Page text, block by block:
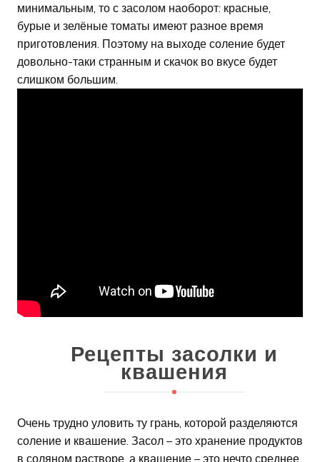
минимальным, то с засолом наоборот: красные,
бурые и зелёные томаты имеют разное время
приготовления. Поэтому на выходе соление будет
довольно-таки странным и скачок во вкусе будет
слишком большим.
Рецепты засолки и
квашения
Очень трудно уловить ту грань, которой разделяются
соление и квашение. Засол – это хранение продуктов
в соляном растворе, а квашение – это нечто среднее